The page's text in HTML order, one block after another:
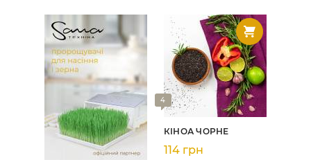
4
КІНОА ЧОРНЕ
114 грн